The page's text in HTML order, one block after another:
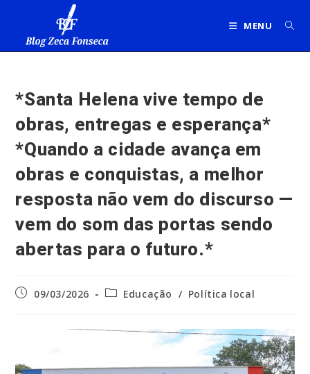
MENU
*Santa Helena vive tempo de
obras, entregas e esperança*
*Quando a cidade avança em
obras e conquistas, a melhor
resposta não vem do discurso —
vem do som das portas sendo
abertas para o futuro.*
Post09/03/2026
Categoria
Educação / Política local